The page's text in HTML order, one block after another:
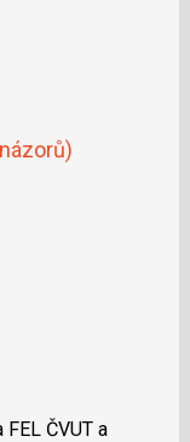
ČVUT a